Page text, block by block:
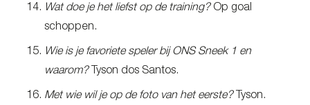
Wat doe je het liefst op de training?Op goal
schoppen.
Wie is je favoriete speler bij ONS Sneek 1 en
waarom?Tyson dos Santos.
Met wie wil je op de foto van het eerste?Tyson.